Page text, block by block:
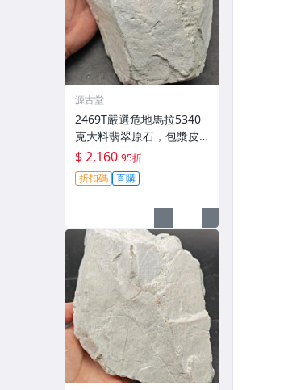
源古堂
2469T嚴選危地馬拉5340
克大料翡翠原石，包漿皮
質每日拍賣截拍11點，真
實成交等您來！翡翠 原石
包漝
$ 2,160 95折
折扣碼 直購